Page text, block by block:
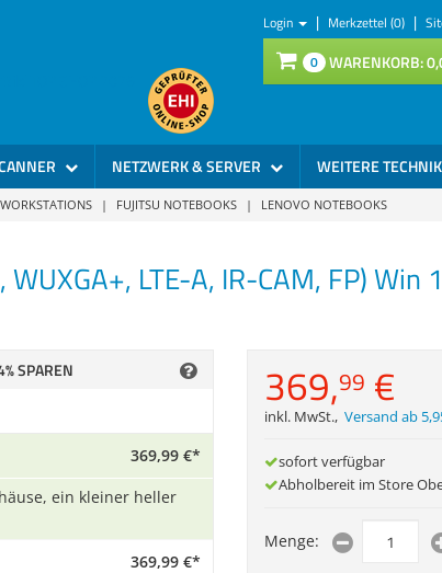
Login | Merkzettel (0) |
0 WARENKORB:0,
NETZWERK & SERVER WEITERE TECHNIK
| FUJITSU NOTEBOOKS | LENOVO NOTEBOOKS
LTE-A, IR-CAM, FP) Win
SPAREN
369,99 €*
ein kleiner heller
369,99 €*
369,99 €
inkl. MwSt., Versand ab
sofort verfügbar
Abholbereit im Store
Menge: